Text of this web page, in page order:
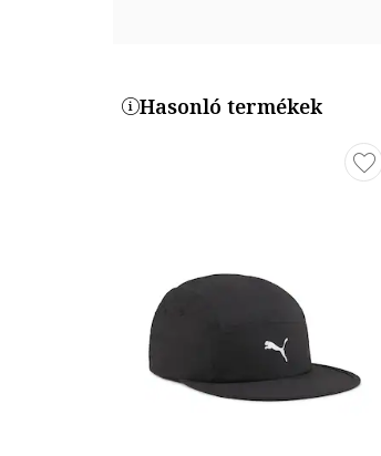
Hasonló termékek